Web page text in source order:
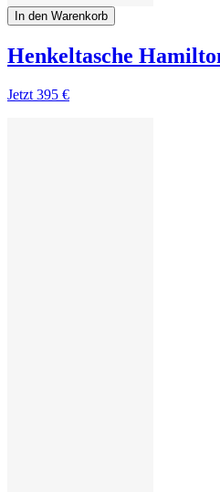
In den Warenkorb
Henkeltasche
Jetzt 395 €